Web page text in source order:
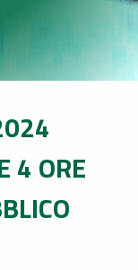
4 ORE